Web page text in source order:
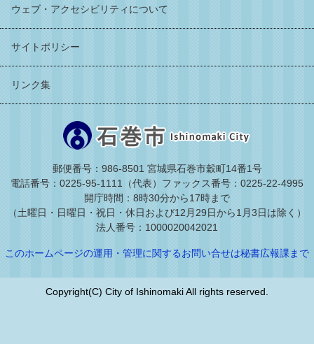
ウェブ・アクセシビリティについて
サイトポリシー
リンク集
郵便番号：986-8501 宮城県石巻市穀町14番1号
電話番号：0225-95-1111（代表） ファックス番号：0225-22-4995
開庁時間：8時30分から17時まで
（土曜日・日曜日・祝日・休日および12月29日から1月3日は除く）
法人番号：1000020042021
このホームページの運用・管理に関するお問い合せは秘書広報課まで
Copyright(C) City of Ishinomaki All rights reserved.